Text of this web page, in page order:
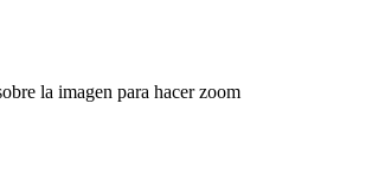
la imagen para hacer zoom